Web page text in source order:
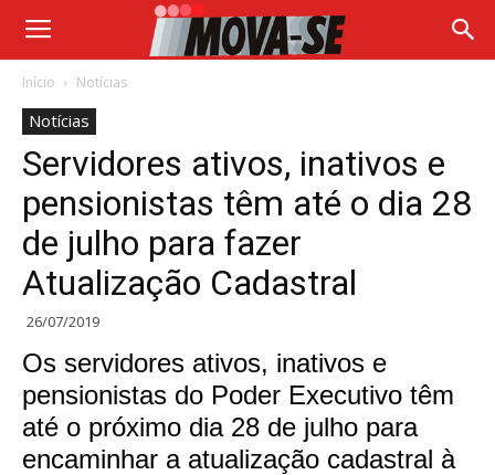
Início Notícias
Notícias
Servidores ativos, inativos e
pensionistas têm até o dia 28
de julho para fazer
Atualização Cadastral
26/07/2019
Os servidores ativos, inativos e
pensionistas do Poder Executivo têm
até o próximo dia 28 de julho para
encaminhar a atualização cadastral à